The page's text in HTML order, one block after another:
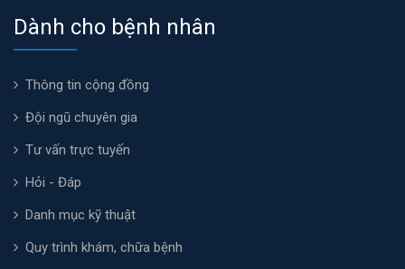
Dành cho bệnh nhân
Thông tin cộng đồng
Đội ngũ chuyên gia
Tư vấn trực tuyến
Hỏi - Đáp
Danh mục kỹ thuật
Quy trình khám, chữa bệnh